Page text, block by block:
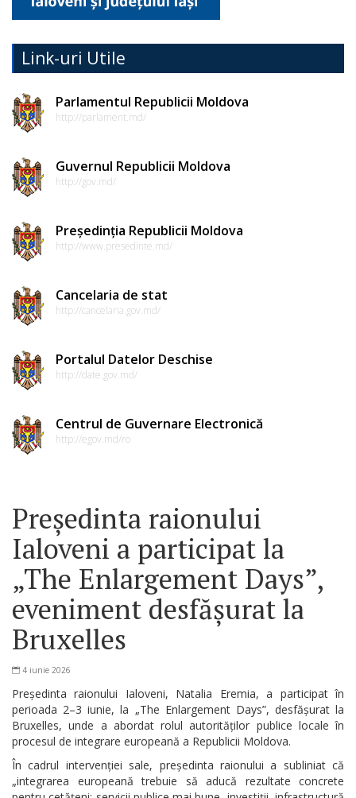
Link-uri Utile
Parlamentul Republicii Moldova
http://parlament.md/
Guvernul Republicii Moldova
http://gov.md/
Președinția Republicii Moldova
http://www.presedinte.md/
Cancelaria de stat
http://cancelaria.gov.md/
Portalul Datelor Deschise
http://date.gov.md/
Centrul de Guvernare Electronică
http://egov.md/ro
Președinta raionului
Ialoveni a participat la
„The Enlargement Days”,
eveniment desfășurat la
Bruxelles
4 iunie 2026
Președinta raionului Ialoveni, Natalia Eremia, a participat în
perioada 2–3 iunie, la „The Enlargement Days”, desfășurat la
Bruxelles, unde a abordat rolul autorităților publice locale în
procesul de integrare europeană a Republicii Moldova.
În cadrul intervenției sale, președinta raionului a subliniat că
„integrarea europeană trebuie să aducă rezultate concrete